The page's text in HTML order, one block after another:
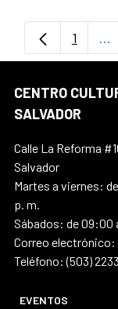
Página
1 ...
CENTRO
SALVADOR
Calle La Reforma
Salvador
Martes a viernes:
p. m.
Sábados: de 09:00
Correo electrónico:
Teléfono: (503)
EVENTOS